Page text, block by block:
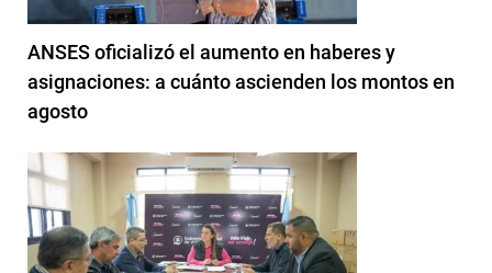
ANSES oficializó el aumento en haberes y
asignaciones: a cuánto ascienden los montos en
agosto